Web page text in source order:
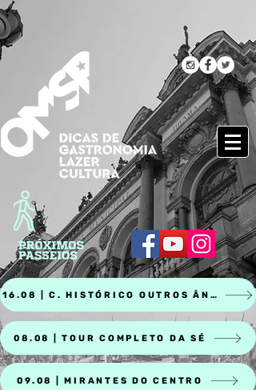
16.08 | C. HISTÓRICO OUTROS ÂNGULOS
08.08 | TOUR COMPLETO DA SÉ
09.08 | MIRANTES DO CENTRO